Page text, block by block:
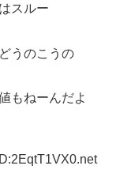
スルー
うのこうの
もねーんだよ